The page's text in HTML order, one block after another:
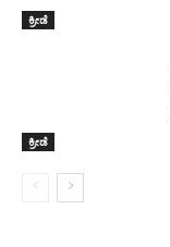
ಕ್ರೀಡೆ
ಕ್ರೀಡೆ